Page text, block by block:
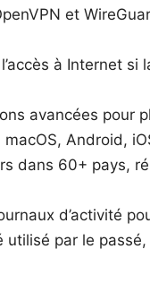
et
à Internet si
avancées pour
Android,
dans 60+ pays,
d’activité
par le